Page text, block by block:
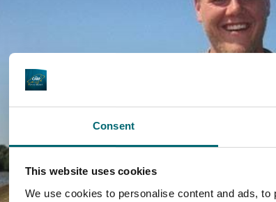
Consent
This website uses cookies
We use cookies to personalise content and ads,